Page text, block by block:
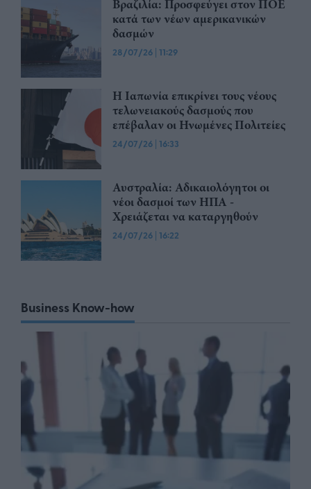
Βραζιλία: Προσφεύγει στον ΠΟΕ
κατά των νέων αμερικανικών
δασμών
28/07/26 | 11:29
Η Ιαπωνία επικρίνει τους νέους
τελωνειακούς δασμούς που
επέβαλαν οι Ηνωμένες Πολιτείες
24/07/26 | 16:33
Αυστραλία: Αδικαιολόγητοι οι
νέοι δασμοί των ΗΠΑ -
Χρειάζεται να καταργηθούν
24/07/26 | 16:22
Business Know-how